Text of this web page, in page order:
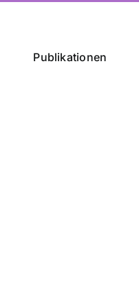
Publikationen